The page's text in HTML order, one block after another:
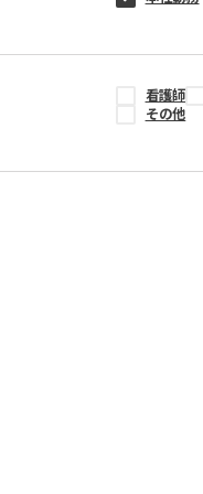
看護師
その他